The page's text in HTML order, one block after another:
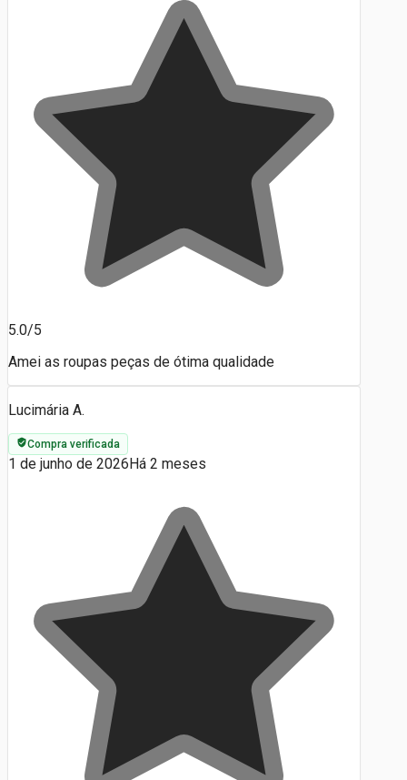
5.0/5
Amei as roupas peças de ótima qualidade
Lucimária A.
Compra verificada
1 de junho de 2026Há 2 meses